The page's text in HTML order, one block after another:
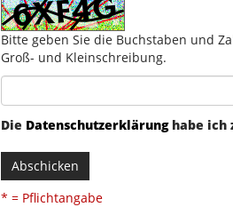
Bitte geben Sie die Buchstaben und
Groß- und Kleinschreibung.
Die Datenschutzerklärunghabe ich
Abschicken
* = Pflichtangabe